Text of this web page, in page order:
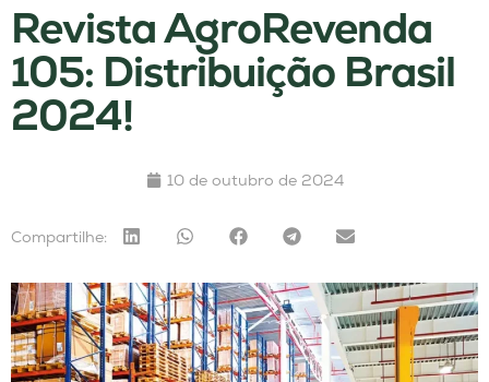
Revista AgroRevenda
105: Distribuição Brasil
2024!
10 de outubro de 2024
Compartilhe: